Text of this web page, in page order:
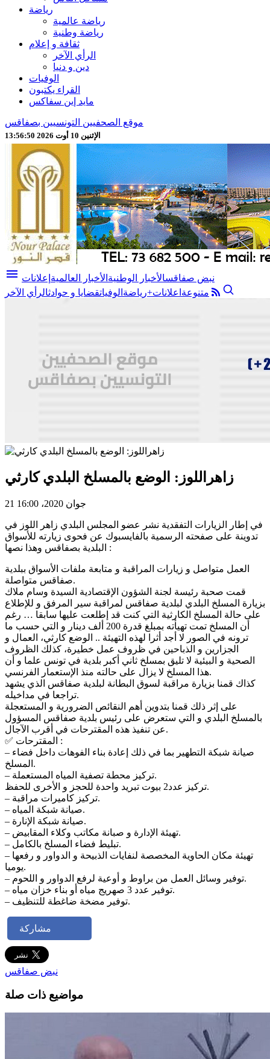
رياضة
رياضة عالمية
رياضة وطنية
ثقافة و إعلام
الرأي الآخر
دين و دنيا
الوفيات
القراء يكتبون
مايد إين سفاكس
موقع الصحفيين التونسيين بصفاقس
الإثنين 10 أوت 2026 13:56:52
menu نبض صفاقسالأخبار الوطنية الأخبار العالمية إعلانات
متنوعة اعلانات+رياضة الوفياتقضايا و حوادثالرأي الآخر
زاهراللوز: الوضع بالمسلخ البلدي كارثي
21 جوان 2020، 16:00
في إطار الزيارات التفقدية نشر عضو المجلس البلدي زاهر اللوز في
تدوينة على صفحته الرسمية بالفايسبوك عن فحوى زيارته للأسواق
البلدية بصفاقس وهذا نصها :
العمل متواصل و زيارات المراقبة و متابعة ملفات الأسواق ببلدية
صفاقس متواصلة.
قمت صحبة رئيسة لجنة الشؤون الإقتصادية السيدة وسام ملاك
بزيارة المسلخ البلدي لبلدية صفاقس لمراقبة سير المرفق و للإطلاع
على حالة المسلخ الكارثية التي كنت قد إطلعت عليها سابقا … رغم
أن المسلخ تمت تهيأته بمبلغ قدرة 200 ألف دينار و التي حسب ما
ترونه في الصور لا أجد أثرا لهذه التهيئة .. الوضع كارثي، العمال و
الجزارين و الذباحين في ظروف عمل خطيرة، كذلك الظروف
الصحية و البيئية لا تليق بمسلخ ثاني أكبر بلدية في تونس علما و أن
هذا المسلخ لا يزال على حالته منذ الإستعمار الفرنسي.
كذاك قمنا بزيارة مراقبة لسوق البطانة لبلدية صفاقس الذي يشهد
تراجعا في مداخيله.
على إثر ذلك قمنا بتدوين أهم النقائص الضرورية و المستعجلة
بالمسلخ البلدي و التي ستعرض على رئيس بلدية صفاقس المسؤول
عن تنفيذ هذه المقترحات في أقرب الآجال.
✅ المقترحات :
– صيانة شبكة التطهير بما في ذلك إعادة بناء الفوهات داخل فضاء
المسلخ.
– تركيز محطة تصفية المياه المستعملة.
تركيز عدد2 بيوت تبريد واحدة للحجز و الأخرى للحفظ.
– تركيز كاميرات مراقبة.
– صيانة شبكة المياه.
– صيانة شبكة الإنارة.
– تهيئة الإدارة و صبانة مكاتب وكلاء المقابيض.
– تبليط فضاء المسلخ بالكامل.
– تهيئة مكان الحاوية المخصصة لنفايات الذبيحة و الدواور و رفعها
يوميا.
– توفير وسائل العمل من براوط و أوعية لرفع الدواور و اللحوم.
– توفير عدد 3 صهريج مياه أو بناء خزان مياه.
– توفير مضخة ضاغطة للتنظيف.
مشاركة
نبض صفاقس
مواضيع ذات صلة